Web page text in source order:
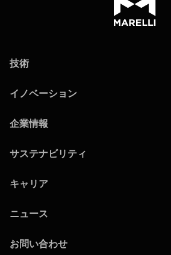
技術
イノベーション
企業情報
サステナビリティ
キャリア
ニュース
お問い合わせ